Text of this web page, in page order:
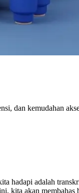
dan kemudahan
hadapi adalah
kita akan membahas